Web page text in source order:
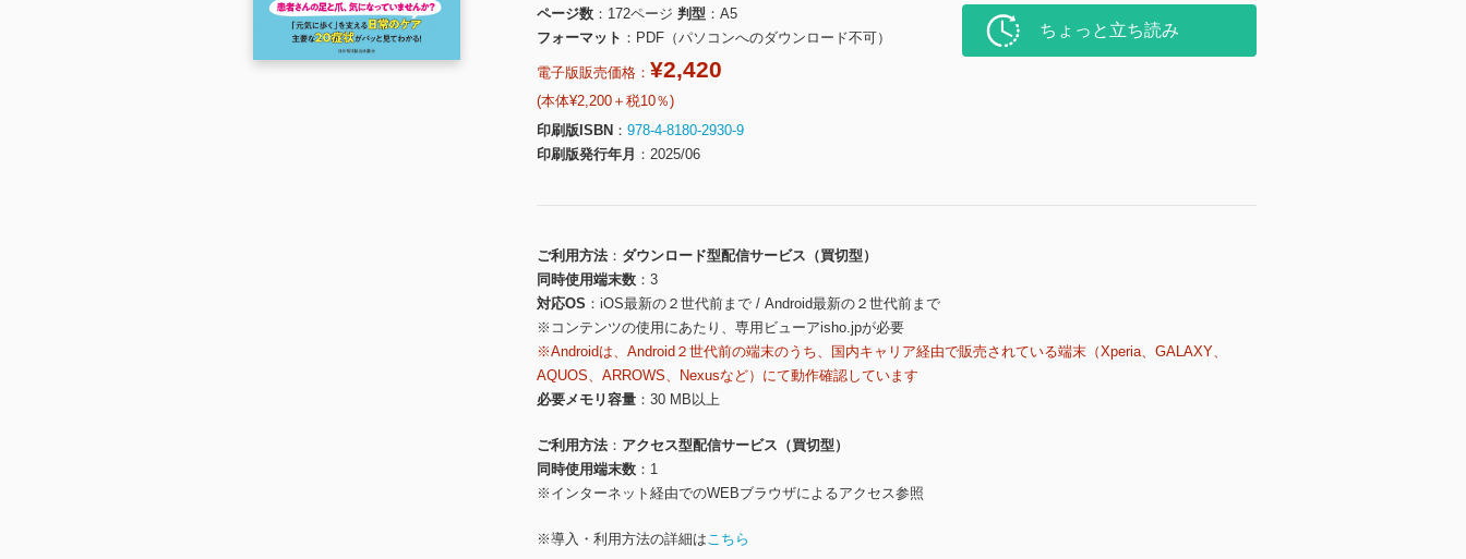
ページ数
172ページ 判型
A5
フォーマット
PDF（パソコンへのダウンロード不可）
電子版販売価格： ¥2,420
(本体¥2,200＋税10％)
印刷版ISBN
978-4-8180-2930-9
印刷版発行年月
2025/06
ちょっと立ち読み
ご利用方法
ダウンロード型配信サービス（買切型）
同時使用端末数
3
対応OS
iOS最新の２世代前まで / Android最新の２世代前まで
※コンテンツの使用にあたり、専用ビューアisho.jpが必要
※Androidは、Android２世代前の端末のうち、国内キャリア経由で販売されている端末（Xperia、GALAXY、
AQUOS、ARROWS、Nexusなど）にて動作確認しています
必要メモリ容量
30 MB以上
ご利用方法
アクセス型配信サービス（買切型）
同時使用端末数
1
※インターネット経由でのWEBブラウザによるアクセス参照
※導入・利用方法の詳細はこちら